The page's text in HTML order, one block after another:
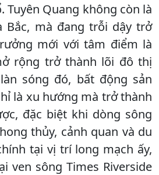
Tuyên Quang không còn là
Bắc, mà đang trỗi dậy trở
mới với tâm điểm là
rộng trở thành lõi đô thị
sóng đó, bất động sản
là xu hướng mà trở thành
đặc biệt khi dòng sông
thủy, cảnh quan và du
tại vị trí long mạch ấy,
ven sông Times Riverside